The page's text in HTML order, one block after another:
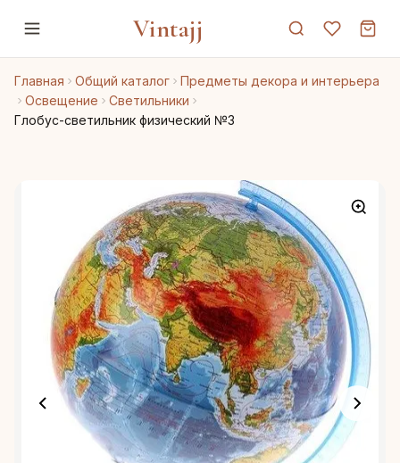
Vintajj
Главная Общий каталог
Предметы декора и интерьера
Освещение
Светильники
Глобус-светильник физический №3